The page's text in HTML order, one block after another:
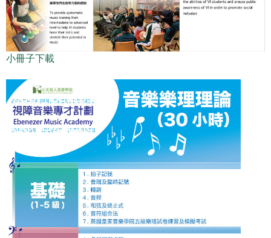
小冊子下載